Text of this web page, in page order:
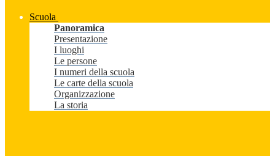
Scuola
Panoramica
Presentazione
I luoghi
Le persone
I numeri della scuola
Le carte della scuola
Organizzazione
La storia